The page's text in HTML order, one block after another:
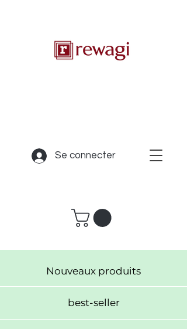
Nouveaux produits
best-seller
Se connecter